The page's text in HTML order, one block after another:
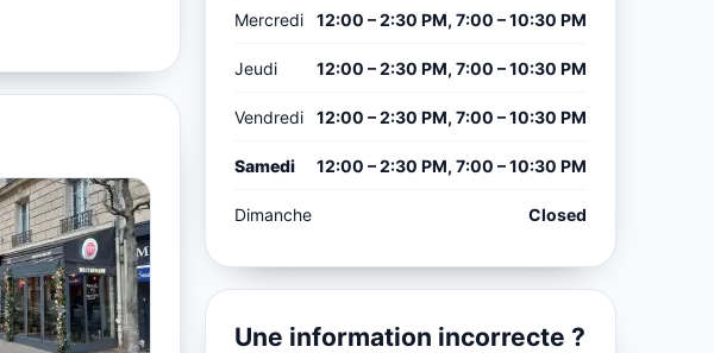
Mercredi 12:00 – 2:30 PM, 7:00 – 10:30 PM
Jeudi 12:00 – 2:30 PM, 7:00 – 10:30 PM
Vendredi 12:00 – 2:30 PM, 7:00 – 10:30 PM
Samedi 12:00 – 2:30 PM, 7:00 – 10:30 PM
Dimanche Closed
Une information incorrecte ?